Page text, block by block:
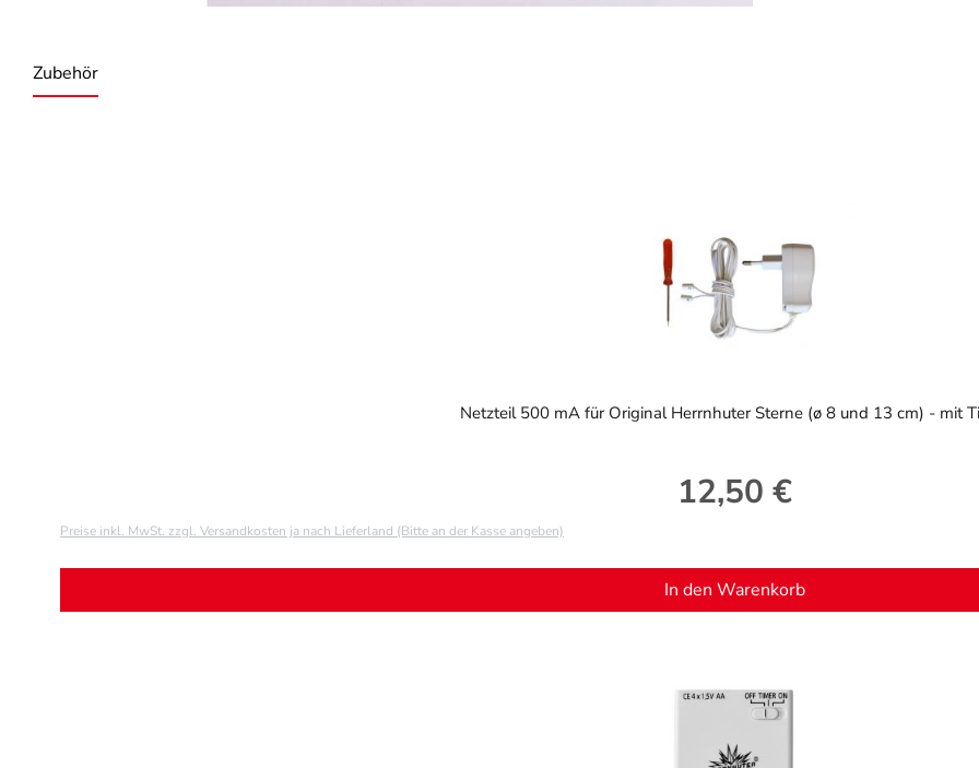
Zubehör
Netzteil 500 mA für Original Herrnhuter Sterne (ø 8 und 13 cm) - mit
Regulärer Preis:
12,50 €
Preise inkl. MwSt. zzgl. Versandkosten ja nach Lieferland (Bitte an der Kasse angeben)
In den Warenkorb